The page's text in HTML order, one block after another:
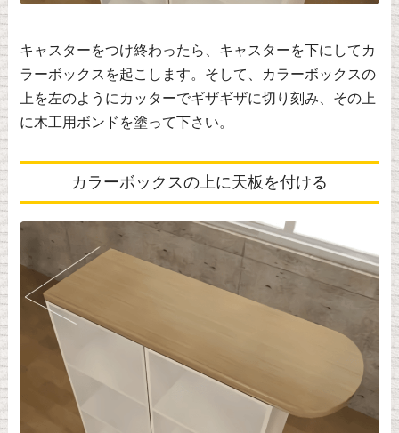
キャスターをつけ終わったら、キャスターを下にしてカ
ラーボックスを起こします。そして、カラーボックスの
上を左のようにカッターでギザギザに切り刻み、その上
に木工用ボンドを塗って下さい。
カラーボックスの上に天板を付ける